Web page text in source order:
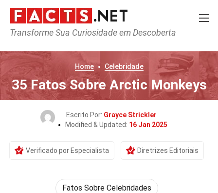
Transforme Sua Curiosidade em Descoberta
Home Celebridade
35 Fatos Sobre Arctic Monkeys
Escrito Por: Grayce Strickler
Modified & Updated: 16 Jan 2025
Verificado por Especialista Diretrizes Editoriais
Fatos Sobre Celebridades